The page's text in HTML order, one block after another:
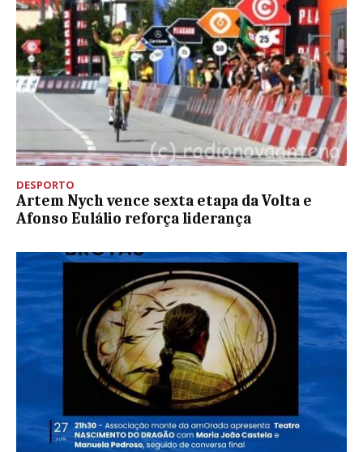
DESPORTO
Artem Nych vence sexta etapa da Volta e
Afonso Eulálio reforça liderança